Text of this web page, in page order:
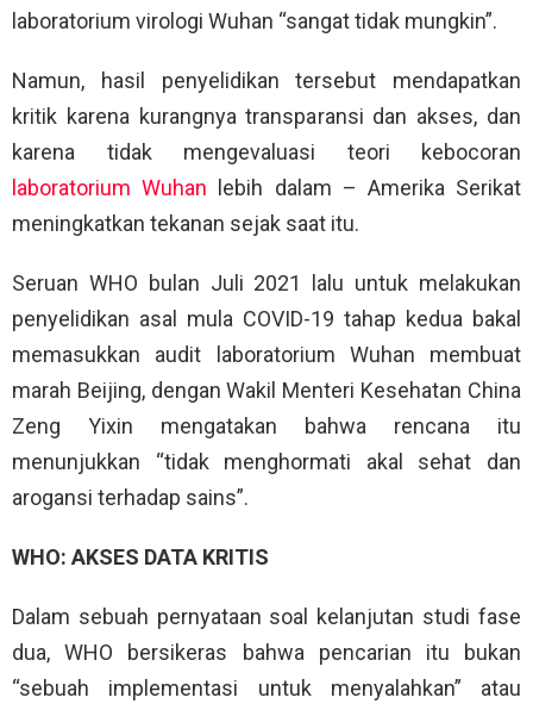
laboratorium virologi Wuhan “sangat tidak mungkin”.
Namun, hasil penyelidikan tersebut mendapatkan
kritik karena kurangnya transparansi dan akses, dan
karena tidak mengevaluasi teori kebocoran
laboratorium Wuhan lebih dalam – Amerika Serikat
meningkatkan tekanan sejak saat itu.
Seruan WHO bulan Juli 2021 lalu untuk melakukan
penyelidikan asal mula COVID-19 tahap kedua bakal
memasukkan audit laboratorium Wuhan membuat
marah Beijing, dengan Wakil Menteri Kesehatan China
Zeng Yixin mengatakan bahwa rencana itu
menunjukkan “tidak menghormati akal sehat dan
arogansi terhadap sains”.
WHO: AKSES DATA KRITIS
Dalam sebuah pernyataan soal kelanjutan studi fase
dua, WHO bersikeras bahwa pencarian itu bukan
“sebuah implementasi untuk menyalahkan” atau